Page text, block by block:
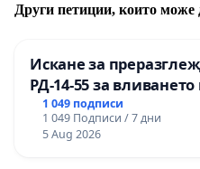
Други петиции, които може
Искане за
РД-14-55 за
гимназия по
Професионалната
мениджмънт – гр.
1 049 подписи
1 049 Подписи / 7 дни
5 Aug 2026